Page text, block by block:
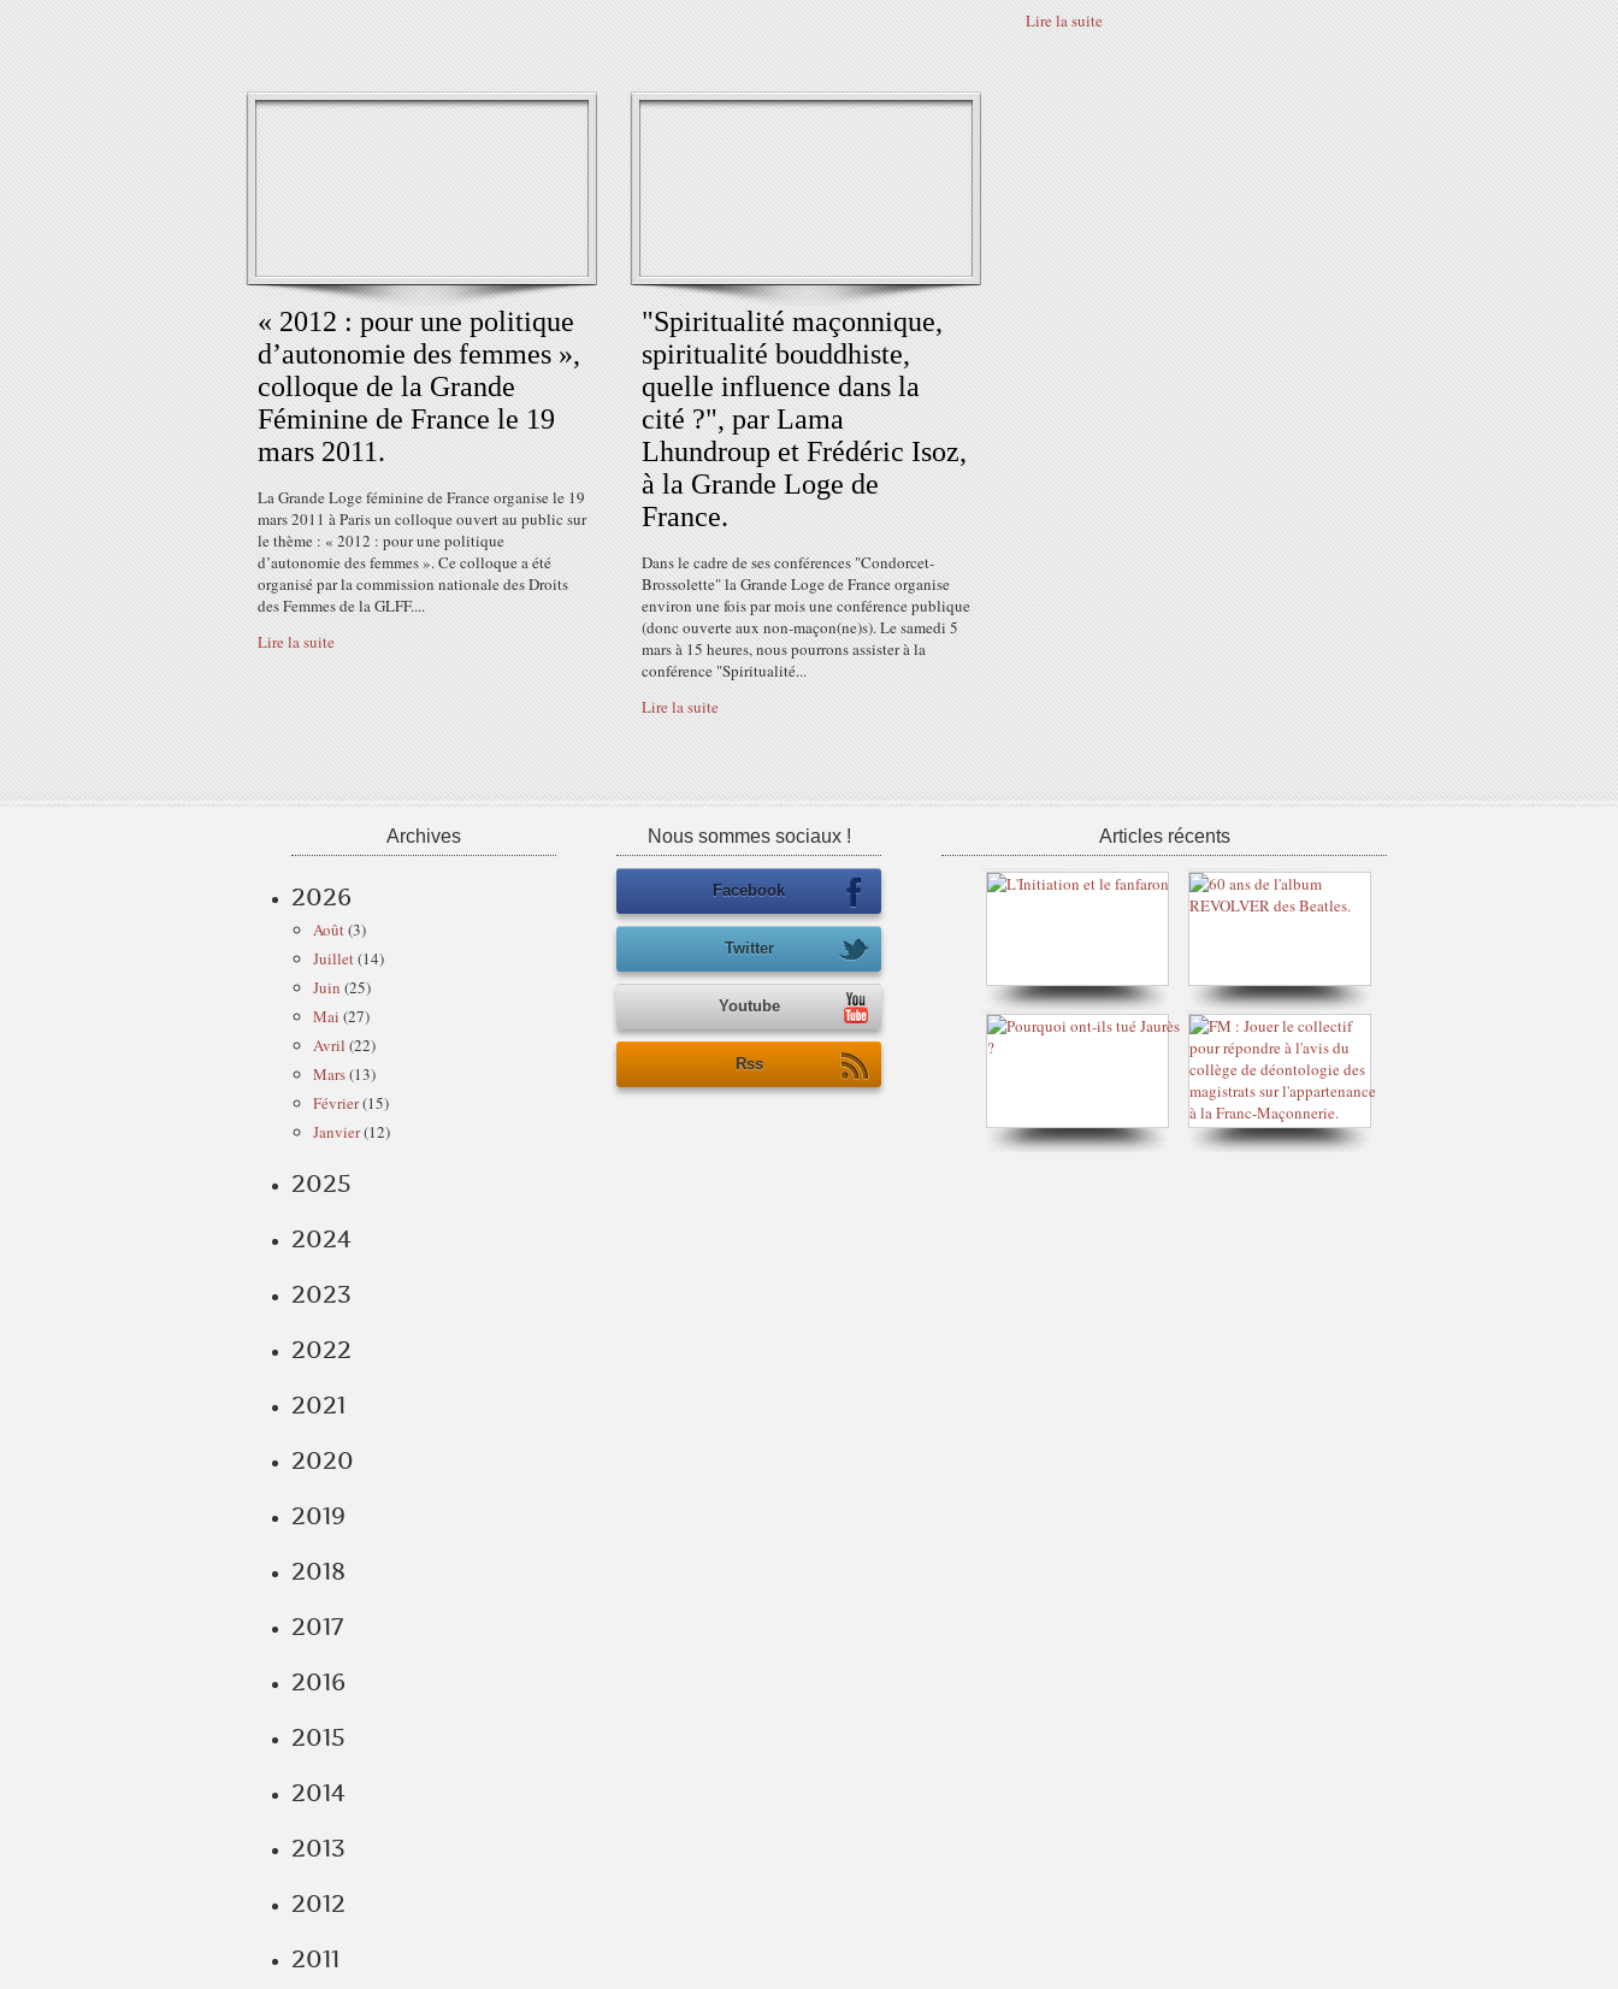
Lire la suite
« 2012 : pour une politique
d’autonomie des femmes »,
colloque de la Grande
Féminine de France le 19
mars 2011.
La Grande Loge féminine de France organise le 19
mars 2011 à Paris un colloque ouvert au public sur
le thème : « 2012 : pour une politique
d’autonomie des femmes ». Ce colloque a été
organisé par la commission nationale des Droits
des Femmes de la GLFF....
Lire la suite
"Spiritualité maçonnique,
spiritualité bouddhiste,
quelle influence dans la
cité ?", par Lama
Lhundroup et Frédéric Isoz,
à la Grande Loge de
France.
Dans le cadre de ses conférences "Condorcet-
Brossolette" la Grande Loge de France organise
environ une fois par mois une conférence publique
(donc ouverte aux non-maçon(ne)s). Le samedi 5
mars à 15 heures, nous pourrons assister à la
conférence "Spiritualité...
Lire la suite
Archives
2026
Août(3)
Juillet(14)
Juin (25)
Mai (27)
Avril (22)
Mars(13)
Février(15)
Janvier(12)
2025
2024
2023
2022
2021
2020
2019
2018
2017
2016
2015
2014
2013
2012
2011
Nous sommes sociaux !
Facebook
Twitter
Youtube
Rss
Articles récents